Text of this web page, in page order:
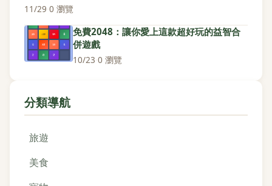
11/29·0 瀏覽
免費2048：讓你愛上這款超好玩的益智合
併遊戲
10/23·0 瀏覽
分類導航
旅遊
美食